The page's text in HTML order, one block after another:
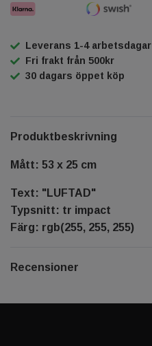
Leverans 1-4 arbetsdagar
Fri frakt från 500kr
30 dagars öppet köp
Produktbeskrivning
Mått: 53 x 25 cm
Text: "LUFTAD"
Typsnitt: tr impact
Färg: rgb(255, 255, 255)
Recensioner